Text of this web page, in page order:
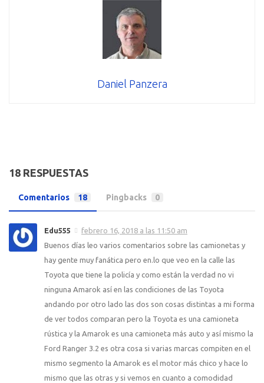
Daniel Panzera
18 RESPUESTAS
Comentarios 18 Pingbacks 0
Edu555
febrero 16, 2018 a las 11:50 am
Buenos días leo varios comentarios sobre las camionetas y
hay gente muy fanática pero en.lo que veo en la calle las
Toyota que tiene la policía y como están la verdad no vi
ninguna Amarok así en las condiciones de las Toyota
andando por otro lado las dos son cosas distintas a mi forma
de ver todos comparan pero la Toyota es una camioneta
rústica y la Amarok es una camioneta más auto y así mismo la
Ford Ranger 3.2 es otra cosa si varias marcas compiten en el
mismo segmento la Amarok es el motor más chico y hace lo
mismo que las otras y si vemos en cuanto a comodidad